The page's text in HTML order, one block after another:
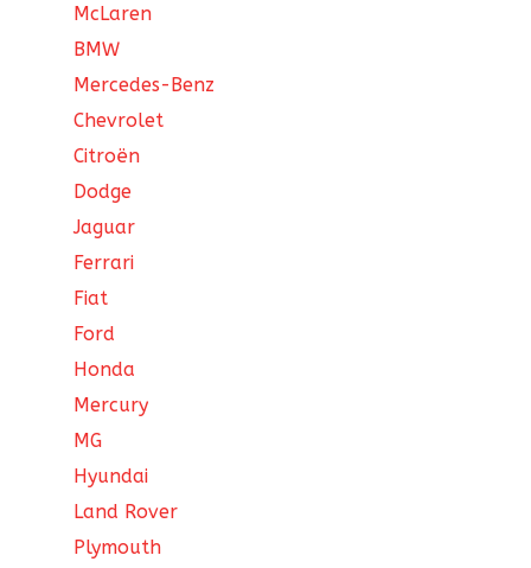
McLaren
BMW
Mercedes-Benz
Chevrolet
Citroën
Dodge
Jaguar
Ferrari
Fiat
Ford
Honda
Mercury
MG
Hyundai
Land Rover
Plymouth